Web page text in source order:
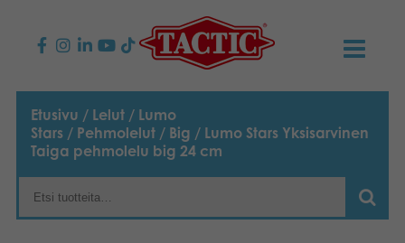
KAUPPA
Lasten pelit
Perhepelit
AJANKOHTAISTA
TACTIC
Etusivu / Lelut / Lumo
Stars / Pehmolelut / Big / Lumo Stars Yksisarvinen
Taiga pehmolelu big 24 cm